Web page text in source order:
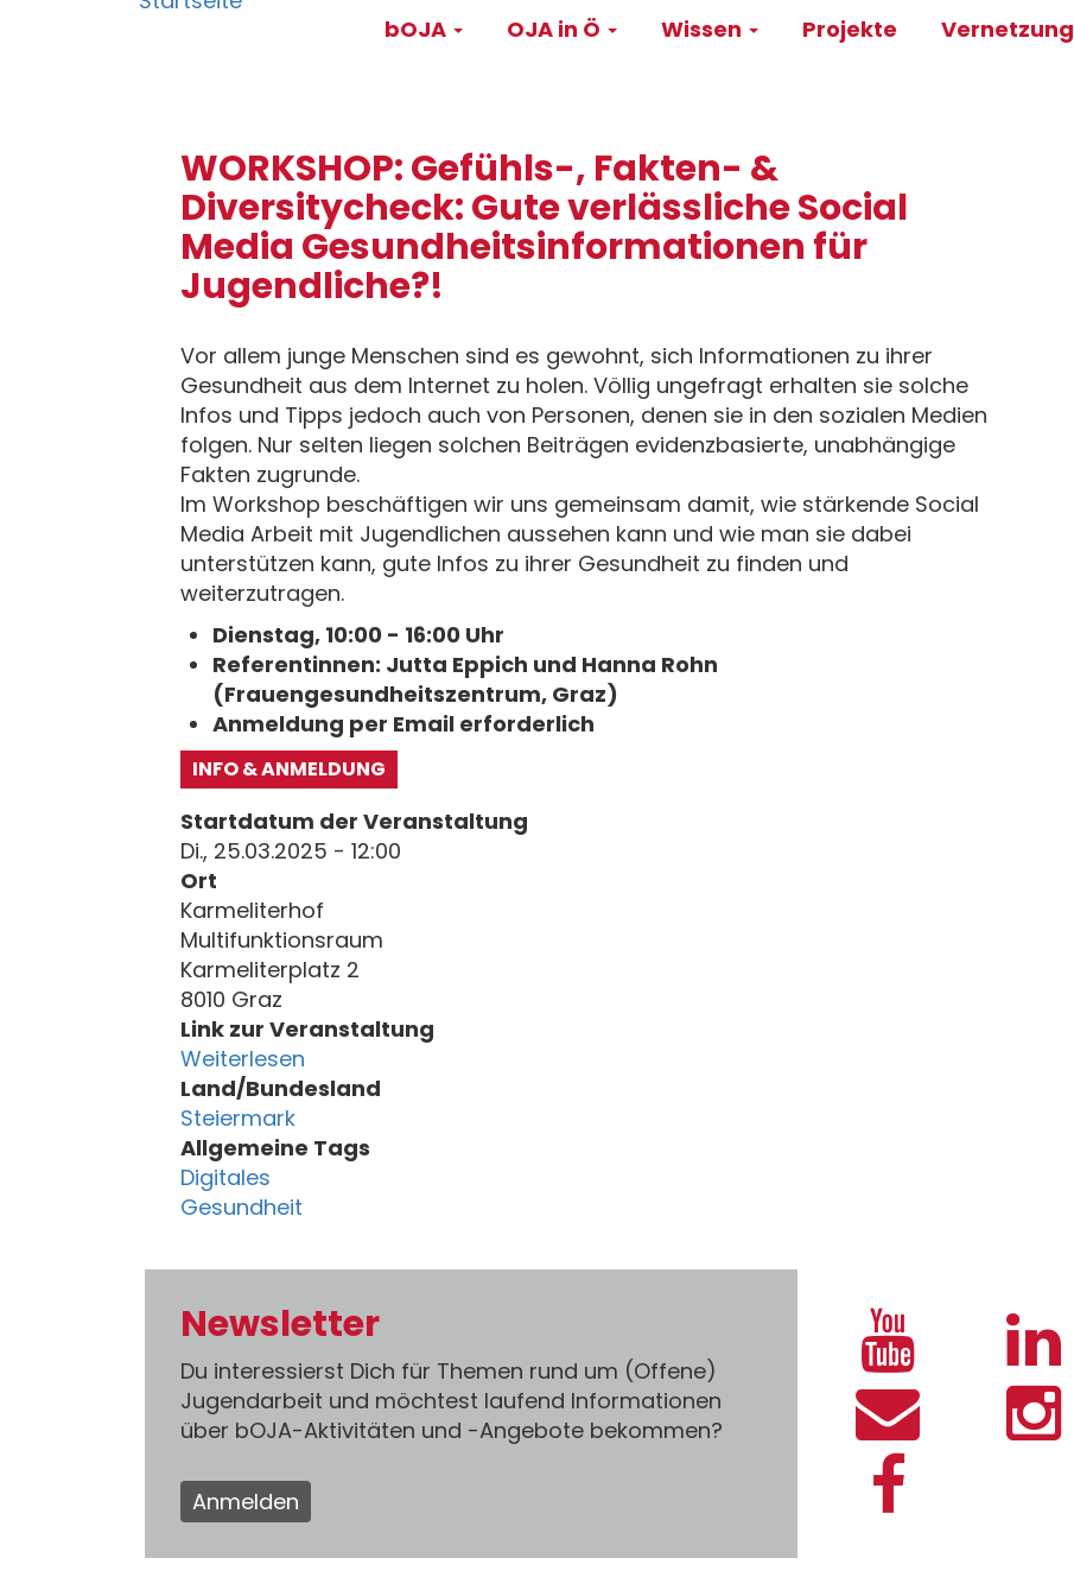
Main
bOJA OJA in Ö Wissen Projekte Vernetzung
WORKSHOP: Gefühls-, Fakten- &
Diversitycheck: Gute verlässliche Social
Media Gesundheitsinformationen für
Jugendliche?!
Vor allem junge Menschen sind es gewohnt, sich Informationen zu ihrer
Gesundheit aus dem Internet zu holen. Völlig ungefragt erhalten sie solche
Infos und Tipps jedoch auch von Personen, denen sie in den sozialen Medien
folgen. Nur selten liegen solchen Beiträgen evidenzbasierte, unabhängige
Fakten zugrunde.
Im Workshop beschäftigen wir uns gemeinsam damit, wie stärkende Social
Media Arbeit mit Jugendlichen aussehen kann und wie man sie dabei
unterstützen kann, gute Infos zu ihrer Gesundheit zu finden und
weiterzutragen.
Dienstag, 10:00 - 16:00 Uhr
Referentinnen: Jutta Eppich und Hanna Rohn
(Frauengesundheitszentrum, Graz)
Anmeldung per Email erforderlich
INFO & ANMELDUNG
Startdatum der Veranstaltung
Di., 25.03.2025 - 12:00
Ort
Karmeliterhof
Multifunktionsraum
Karmeliterplatz 2
8010 Graz
Link zur Veranstaltung
Weiterlesen
Land/Bundesland
Steiermark
Allgemeine Tags
Digitales
Gesundheit
Newsletter
Du interessierst Dich für Themen rund um (Offene)
Jugendarbeit und möchtest laufend Informationen
über bOJA-Aktivitäten und -Angebote bekommen?
Anmelden